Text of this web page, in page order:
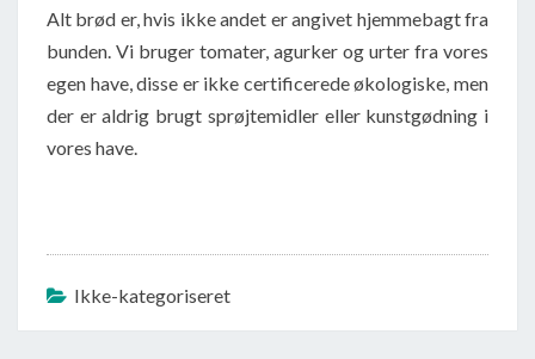
Alt brød er, hvis ikke andet er angivet hjemmebagt fra
bunden. Vi bruger tomater, agurker og urter fra vores
egen have, disse er ikke certificerede økologiske, men
der er aldrig brugt sprøjtemidler eller kunstgødning i
vores have.
Ikke-kategoriseret